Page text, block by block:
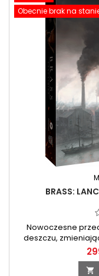
Obecnie brak na
BRASS:
Nowoczesne
deszczu,
